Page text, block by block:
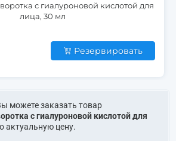
с гиалуроновой кислотой для
лица, 30 мл
Резервировать
можете заказать товар
с гиалуроновой кислотой для
актуальную цену.